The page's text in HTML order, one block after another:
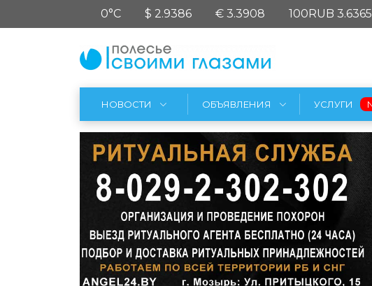
0°C $ 2.9386 € 3.3908 100RUB 3.6365
НОВОСТИ ОБЪЯВЛЕНИЯ УСЛУГИ